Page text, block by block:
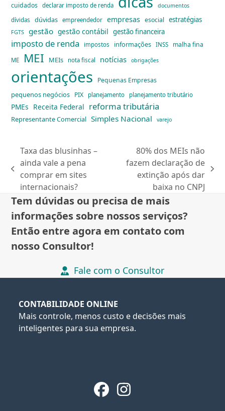
cuidados declarar imposto de renda documentos
dívidas dúvidas empreendedor empresas esocial estratégias
FGTS gestão gestão contábil gestão financeira
imposto de renda impostos informações INSS malha fina
ME MEI MEIs nota fiscal notícias obrigações
orientações Pequenas Empresas
pequenos negócios PIX planejamento planejamento tributário
PMEs Receita Federal reforma tributária
Representante Comercial Simples Nacional varejo
previous
post:
Taxa das blusinhas –
ainda vale a pena
comprar em sites
internacionais?
80% dos MEIs não
fazem declaração de
extinção após dar
baixa no CNPJ
Tem dúvidas ou precisa de mais
informações sobre nossos serviços?
Então entre agora em contato com
nosso Consultor!
Fale com o Consultor
CONTABILIDADE ONLINE
Mais controle, menos custo e decisões mais
inteligentes para sua empresa.
Facebook
Instagram